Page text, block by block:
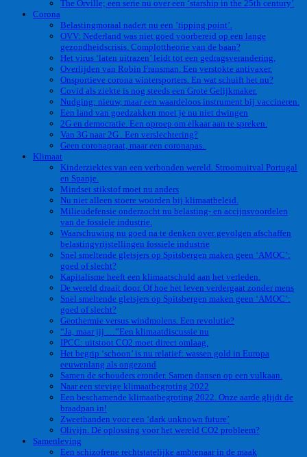
The Orville; een serie nu over een ‘starship in the 25th century’
Corona
Belastingmoraal nadert nu een ’tipping point’.
OVV: Nederland was niet goed voorbereid op een lange
gezondheidscrisis. Complottheorie van de baan?
Het virus ‘laten uitrazen’ leidt tot een gedragsverandering.
Overlijden van Robin Fransman. Een verstokte antivaxer.
Onsportieve corona wintersporters. En wat schuift het nu?
Covid als ziekte is nog steeds een Grote Gelijkmaker.
Nudging: nieuw, maar een waardeloos instrument bij vaccineren.
Een land van goedzakken moet je nu niet dwingen
2G en democratie. Een oproep om elkaar aan te spreken.
Van 3G naar 2G . Een verslechtering?
Geen coronapraat, maar een coronapas.
Klimaat
Kinderziektes van een verbonden wereld. Stroomuitval Portugal
en Spanje.
Mindset stikstof moet nu anders
Nu niet alleen stoere woorden bij klimaatbeleid.
Milieudefensie onderzocht nu belasting- en accijnsvoordelen
van de fossiele industrie.
Waarschuwing nu goed na te denken over gevolgen afschaffen
belastingvrijstellingen fossiele industrie
Snel smeltende gletsjers op Spitsbergen maken geen ‘AMOC’:
goed of slecht?
Kapitalisme heeft een klimaatschuld aan het verleden.
De wereld draait door. Of hoe het leven verdergaat zonder mens
Snel smeltende gletsjers op Spitsbergen maken geen ‘AMOC’:
goed of slecht?
Geothermie versus windmolens. Een revolutie?
“Ja, maar jij …”Een klimaatdiscussie nu
IPCC: uitstoot CO2 moet direct omlaag.
Het begrip ‘schoon’ is nu relatief: wassen gold in Europa
eeuwenlang als ongezond
Samen de schouders eronder. Samen dansen op een vulkaan.
Naar een stevige klimaatbegroting 2022
Een beschamende klimaatbegroting 2022. Onze aarde glijdt de
braadpan in!
Zweethanden voor een ‘dark unknown future’
Olivijn. Dé oplossing voor het wereld CO2 probleem?
Samenleving
Een schizofrene rechtstatelijke ambtenaar in de maak